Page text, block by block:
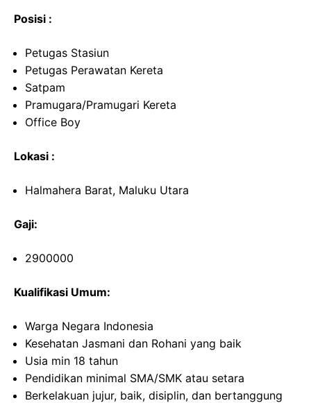
Posisi :
Petugas Stasiun
Petugas Perawatan Kereta
Satpam
Pramugara/Pramugari Kereta
Office Boy
Lokasi :
Halmahera Barat, Maluku Utara
Gaji:
2900000
Kualifikasi Umum:
Warga Negara Indonesia
Kesehatan Jasmani dan Rohani yang baik
Usia min 18 tahun
Pendidikan minimal SMA/SMK atau setara
Berkelakuan jujur, baik, disiplin, dan bertanggung